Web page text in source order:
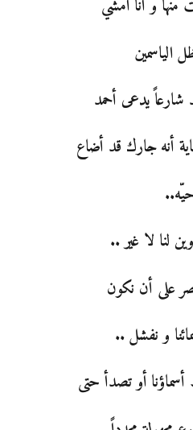
و أنا أمشي
الياسمين
شارعاً يدعى أحمد
أنه جارك قد أضاع
لنا لا غير ..
على أن نكون
و نفشل ..
أو تصدأ حتى